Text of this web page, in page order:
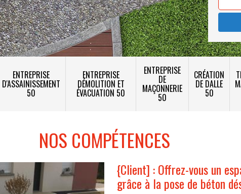
ENTREPRISE
D'ASSAINISSEMENT
50
ENTREPRISE
DÉMOLITION ET
ÉVACUATION 50
ENTREPRISE
DE
MAÇONNERIE
50
CRÉATION
DE DALLE
50
NOS COMPÉTENCES
{Client] : Offrez-vous un
grâce à la pose de béton